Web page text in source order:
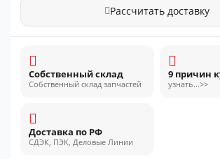
Рассчитать доставку
Собственный склад
Собственный склад запчастей
9 причин
узнать...>>
Доставка по РФ
СДЭК, ПЭК, Деловые Линии